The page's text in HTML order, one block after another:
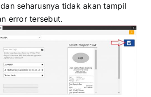
seharusnya tidak akan tampil
error tersebut.